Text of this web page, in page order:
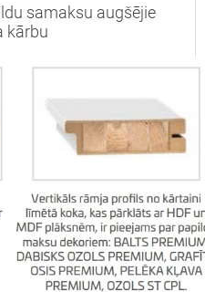
samaksu augšējie
kārbu
dzīvoklim
Nosūtīt!